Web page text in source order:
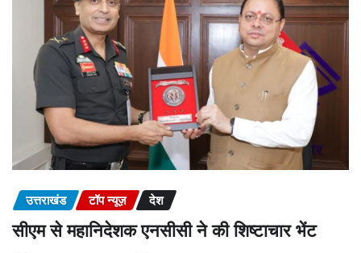
उत्तराखंड टॉप न्यूज़ देश
सीएम से महानिदेशक एनसीसी ने की शिष्टाचार भेंट